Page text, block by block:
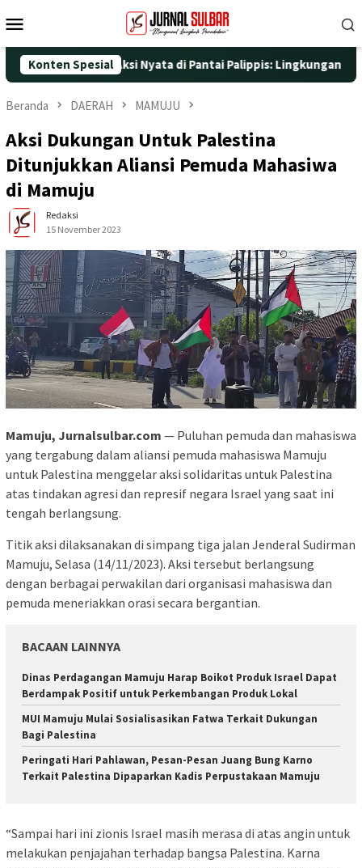
ke
Mobile
Konten Spesial
dengan Aksi Nyata di Pantai Palippis: Lingkungan dan
Beranda DAERAH MAMUJU
Aksi Dukungan Untuk Palestina
Ditunjukkan Aliansi Pemuda Mahasiwa
di Mamuju
Redaksi
15 November 2023
Mamuju, Jurnalsulbar.com — Puluhan pemuda dan mahasiswa
yang tergabung dalam aliansi pemuda mahasiswa Mamuju
untuk Palestina menggelar aksi solidaritas untuk Palestina
atas tindakan agresi dan represif negara Israel yang saat ini
tengah berlangsung.
Titik aksi dilaksanakan di simpang tiga jalan Jenderal Sudirman
Mamuju, Selasa (14/11/2023). Aksi tersebut berlangsung
dengan berbagai perwakilan dari organisasi mahasiswa dan
pemuda meneriakkan orasi secara bergantian.
BACAAN LAINNYA
Dinas Perdagangan Mamuju Harap Boikot Produk Israel Dapat
Berdampak Positif untuk Perkembangan Produk Lokal
MUI Mamuju Mulai Sosialisasikan Fatwa Terkait Dukungan
Bagi Palestina
Peringati Hari Pahlawan, Pesan-Pesan Juang Bung Karno
Terkait Palestina Dipaparkan Kadis Perpustakaan Mamuju
“Sampai hari ini zionis Israel masih merasa di atas angin untuk
melakukan penjajahan terhadap bangsa Palestina. Karna